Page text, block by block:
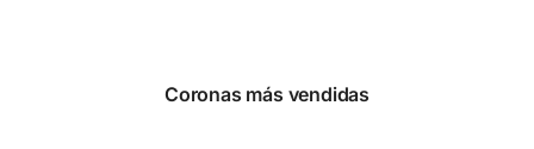
Coronas más vendidas